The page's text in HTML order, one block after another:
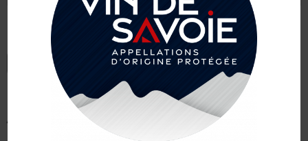
Retour à l’annuaire
Autres vignerons